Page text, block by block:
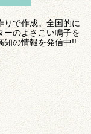
りで作成。全国的に
ーのよさこい鳴子を
知の情報を発信中!!